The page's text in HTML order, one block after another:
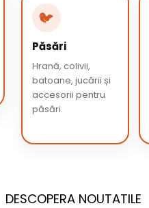
🐦
Păsări
Hrană, colivii,
batoane, jucării și
accesorii pentru
păsări.
DESCOPERA NOUTATILE